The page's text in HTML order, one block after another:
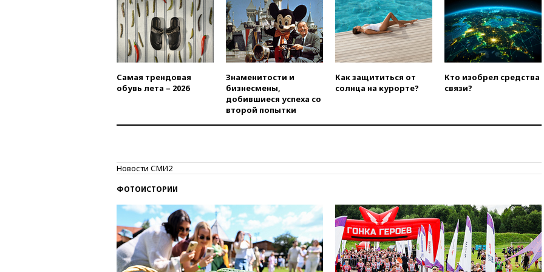
вчера, 21:56The Atlantic: Маск
отказал Украине в
использовании Starlink для
атак вглубь РФ
вчера, 21:35После пожара на
складе в Брянске возбудили
уголовное дело
официальный отказ в визах от
Украины с Польшей скопилось
свыше 6,5 тысячи грузовиков
вчера, 20:53Швыдкой:
«Интервидение» точно
пройдет в 2026 году
Самая трендовая
обувь лета – 2026
Знаменитости и
бизнесмены,
добившиеся успеха со
второй попытки
Как защититься от
солнца на курорте?
Кто изобрел средства
связи?
Новости СМИ2
ФОТОИСТОРИИ